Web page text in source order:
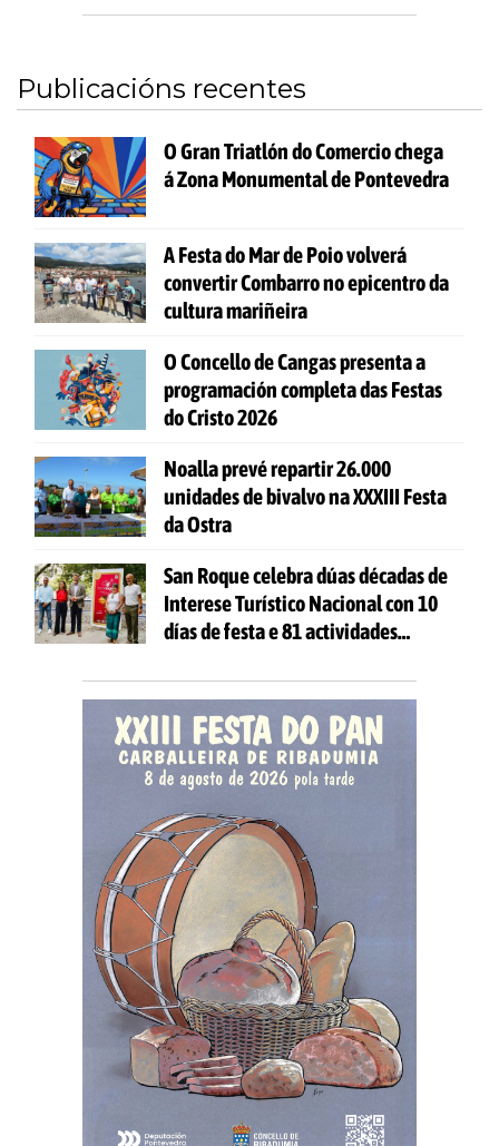
Publicacións recentes
O Gran Triatlón do Comercio chega
á Zona Monumental de Pontevedra
A Festa do Mar de Poio volverá
convertir Combarro no epicentro da
cultura mariñeira
O Concello de Cangas presenta a
programación completa das Festas
do Cristo 2026
Noalla prevé repartir 26.000
unidades de bivalvo na XXXIII Festa
da Ostra
San Roque celebra dúas décadas de
Interese Turístico Nacional con 10
días de festa e 81 actividades